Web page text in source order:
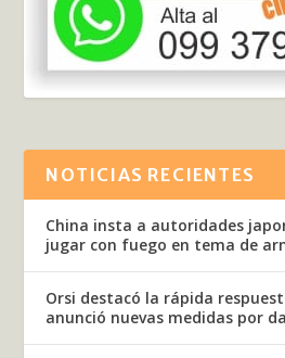
NOTICIAS RECIENTES
China insta a autoridades
jugar con fuego en tema de
Orsi destacó la rápida
anunció nuevas medidas por